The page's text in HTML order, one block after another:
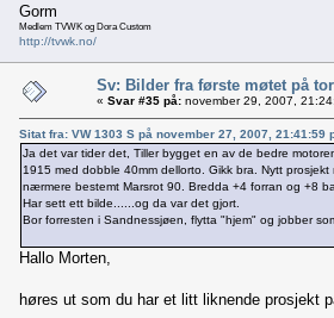
Gorm
Medlem TVWK og Dora Custom
http://tvwk.no/
Sv: Bilder fra første møtet på
« Svar #35 på: november 29, 2007,
Sitat fra: VW 1303 S på november 27, 2007, 21:41:59
Ja det var tider det, Tiller bygget en av de bedre
1915 med dobble 40mm dellorto. Gikk bra. Nytt
nærmere bestemt Marsrot 90. Bredda +4 forran og +8
Har sett ett bilde......og da var det gjort.
Bor forresten i Sandnessjøen, flytta "hjem" og jobber
Hallo Morten,
høres ut som du har et litt liknende prosjekt